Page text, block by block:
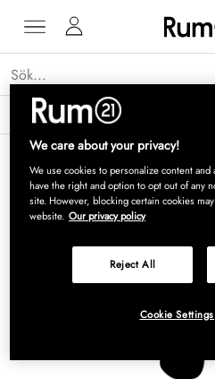
Få 15 % rabatt på Grythyttan
We care about your privacy!
We use cookies to personalize content and
have the right and option to opt out of any
site. However, blocking certain cookies
website. Our privacy policy
Reject All
Cookie Settings